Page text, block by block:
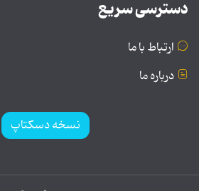
دسترسی سریع
ارتباط با ما
درباره ما
نسخه دسکتاپ